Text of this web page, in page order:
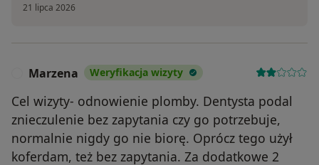
21 lipca 2026
Marzena Weryfikacja wizyty
Cel wizyty- odnowienie plomby. Dentysta podal
znieczulenie bez zapytania czy go potrzebuje,
normalnie nigdy go nie biorę. Oprócz tego użył
koferdam, też bez zapytania. Za dodatkowe 2